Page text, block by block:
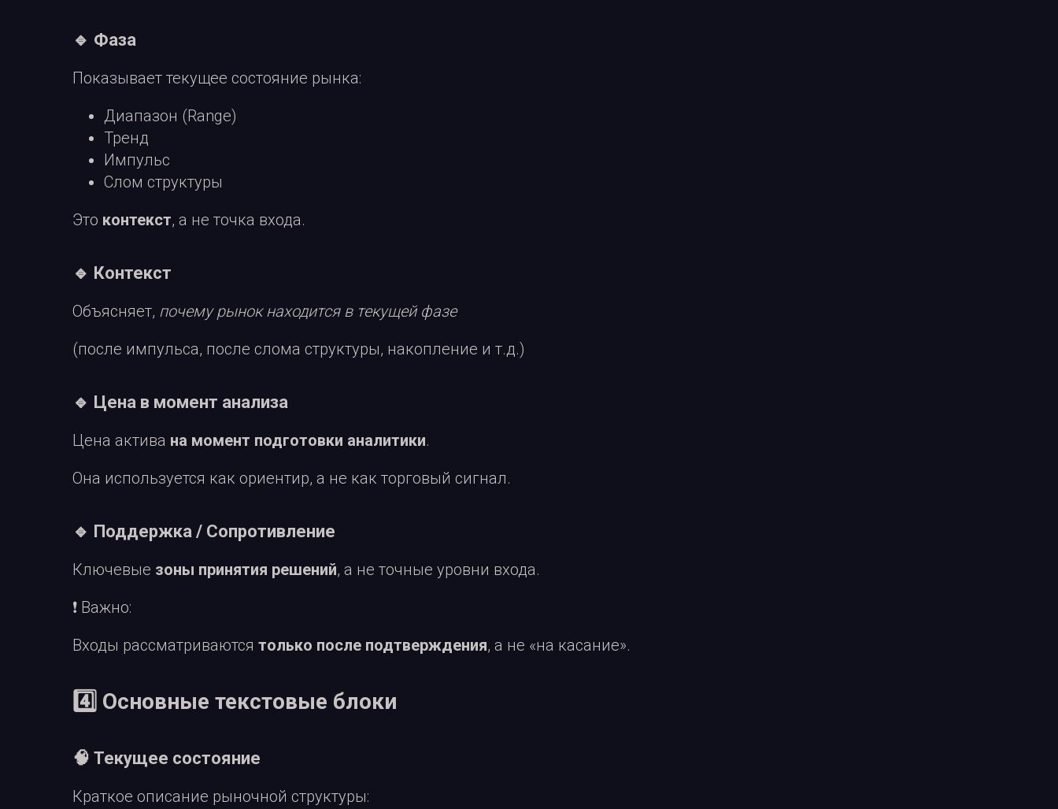
🔹 Фаза
Показывает текущее состояние рынка:
Диапазон (Range)
Тренд
Импульс
Слом структуры
Это контекст, а не точка входа.
🔹 Контекст
Объясняет, почему рынок находится в текущей фазе
(после импульса, после слома структуры, накопление и т.д.)
🔹 Цена в момент анализа
Цена актива на момент подготовки аналитики.
Она используется как ориентир, а не как торговый сигнал.
🔹 Поддержка / Сопротивление
Ключевые зоны принятия решений, а не точные уровни входа.
❗ Важно:
Входы рассматриваются только после подтверждения, а не «на касание».
4️⃣ Основные текстовые блоки
🧠 Текущее состояние
Краткое описание рыночной структуры: